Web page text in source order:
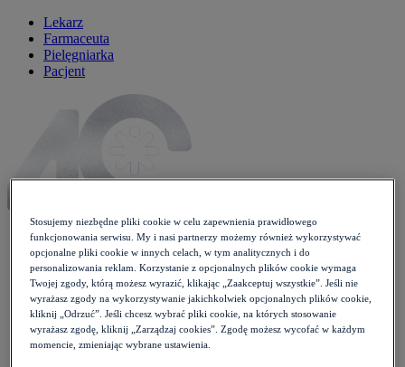
Lekarz
Farmaceuta
Pielęgniarka
Pacjent
Artykuły
Newsy
Wytyczne
Wykłady
Case studies
Stosujemy niezbędne pliki cookie w celu zapewnienia prawidłowego
funkcjonowania serwisu. My i nasi partnerzy możemy również wykorzystywać
opcjonalne pliki cookie w innych celach, w tym analitycznych i do
personalizowania reklam. Korzystanie z opcjonalnych plików cookie wymaga
Twojej zgody, którą możesz wyrazić, klikając „Zaakceptuj wszystkie”. Jeśli nie
wyrażasz zgody na wykorzystywanie jakichkolwiek opcjonalnych plików cookie,
kliknij „Odrzuć”. Jeśli chcesz wybrać pliki cookie, na których stosowanie
wyrażasz zgodę, kliknij „Zarządzaj cookies”. Zgodę możesz wycofać w każdym
momencie, zmieniając wybrane ustawienia.